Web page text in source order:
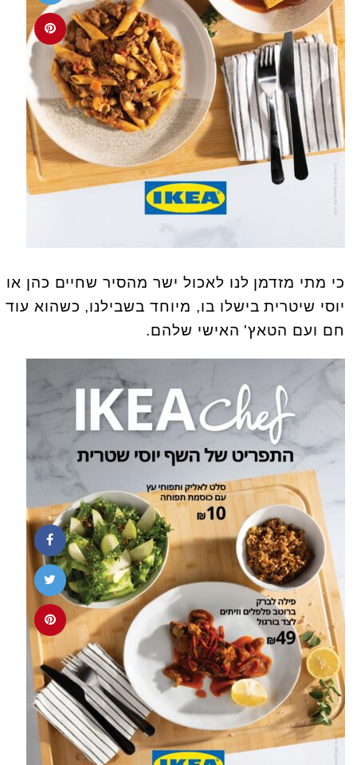
כי מתי מזדמן לנו לאכול ישר מהסיר שחיים כהן או
יוסי שיטרית בישלו בו, מיוחד בשבילנו, כשהוא עוד
חם ועם הטאץ' האישי שלהם.